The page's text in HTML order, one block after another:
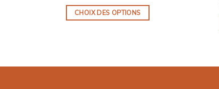
CHOIX DES OPTIONS